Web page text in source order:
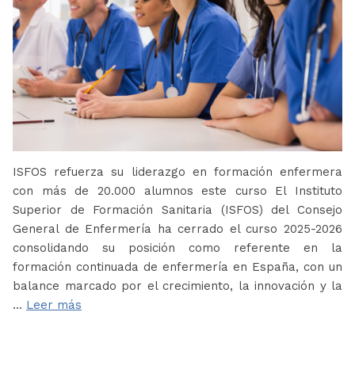
ISFOS refuerza su liderazgo en formación enfermera
con más de 20.000 alumnos este curso El Instituto
Superior de Formación Sanitaria (ISFOS) del Consejo
General de Enfermería ha cerrado el curso 2025-2026
consolidando su posición como referente en la
formación continuada de enfermería en España, con un
balance marcado por el crecimiento, la innovación y la
… Leer más